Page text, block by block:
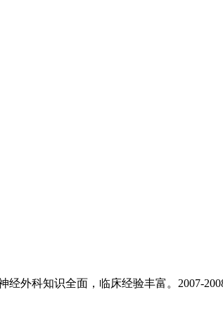
外科知识全面，临床经验丰富。2007-